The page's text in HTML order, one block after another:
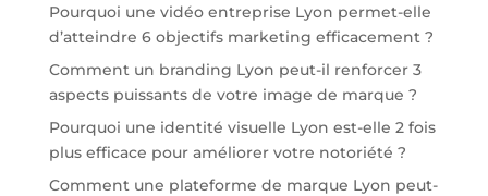
Pourquoi une vidéo entreprise Lyon permet-elle
d’atteindre 6 objectifs marketing efficacement ?
Comment un branding Lyon peut-il renforcer 3
aspects puissants de votre image de marque ?
Pourquoi une identité visuelle Lyon est-elle 2 fois
plus efficace pour améliorer votre notoriété ?
Comment une plateforme de marque Lyon peut-